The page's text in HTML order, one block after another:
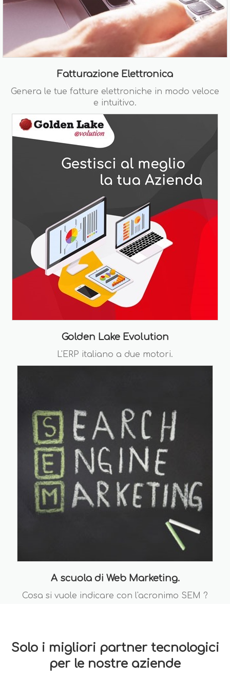
Fatturazione Elettronica
Genera le tue fatture elettroniche in modo veloce
e intuitivo.
Golden Lake Evolution
L'ERP italiano a due motori.
A scuola di Web Marketing.
Cosa si vuole indicare con l'acronimo SEM ?
Solo i migliori partner tecnologici
per le nostre aziende